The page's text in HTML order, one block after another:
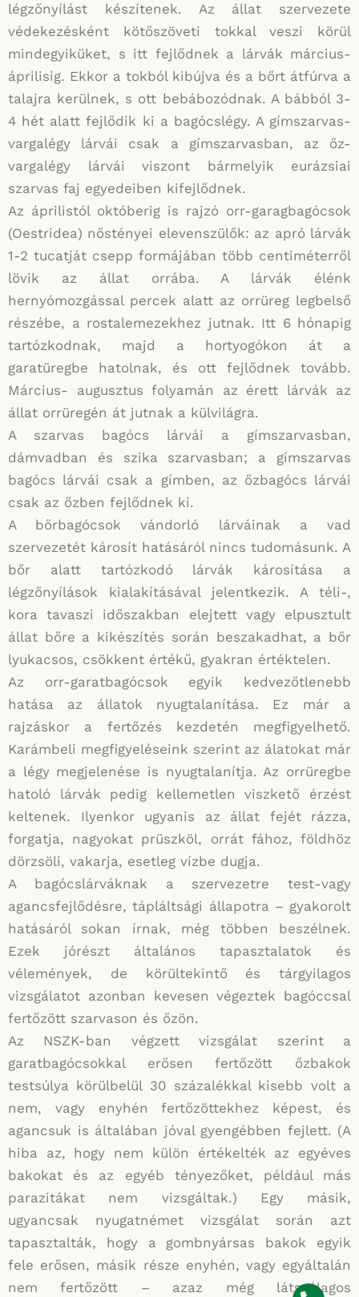
légzőnyílást készítenek. Az állat szervezete
védekezésként kötőszöveti tokkal veszi körül
mindegyiküket, s itt fejlődnek a lárvák március-
áprilisig. Ekkor a tokból kibújva és a bőrt átfúrva a
talajra kerülnek, s ott bebábozódnak. A bábból 3-
4 hét alatt fejlődik ki a bagócslégy. A gímszarvas-
vargalégy lárvái csak a gímszarvasban, az őz-
vargalégy lárvái viszont bármelyik eurázsiai
szarvas faj egyedeiben kifejlődnek.
Az áprilistól októberig is rajzó orr-garagbagócsok
(Oestridea) nőstényei elevenszülők: az apró lárvák
1-2 tucatját csepp formájában több centiméterről
lövik az állat orrába. A lárvák élénk
hernyómozgással percek alatt az orrüreg legbelső
részébe, a rostalemezekhez jutnak. Itt 6 hónapig
tartózkodnak, majd a hortyogókon át a
garatüregbe hatolnak, és ott fejlődnek tovább.
Március- augusztus folyamán az érett lárvák az
állat orrüregén át jutnak a külvilágra.
A szarvas bagócs lárvái a gímszarvasban,
dámvadban és szika szarvasban; a gímszarvas
bagócs lárvái csak a gímben, az őzbagócs lárvái
csak az őzben fejlődnek ki.
A bőrbagócsok vándorló lárváinak a vad
szervezetét károsít hatásáról nincs tudomásunk. A
bőr alatt tartózkodó lárvák károsítása a
légzőnyílások kialakításával jelentkezik. A téli-,
kora tavaszi időszakban elejtett vagy elpusztult
állat bőre a kikészítés során beszakadhat, a bőr
lyukacsos, csökkent értékű, gyakran értéktelen.
Az orr-garatbagócsok egyik kedvezőtlenebb
hatása az állatok nyugtalanítása. Ez már a
rajzáskor a fertőzés kezdetén megfigyelhető.
Karámbeli megfigyeléseink szerint az álatokat már
a légy megjelenése is nyugtalanítja. Az orrüregbe
hatoló lárvák pedig kellemetlen viszkető érzést
keltenek. Ilyenkor ugyanis az állat fejét rázza,
forgatja, nagyokat prüszköl, orrát fához, földhöz
dörzsöli, vakarja, esetleg vízbe dugja.
A bagócslárváknak a szervezetre test-vagy
agancsfejlődésre, tápláltsági állapotra – gyakorolt
hatásáról sokan írnak, még többen beszélnek.
Ezek jórészt általános tapasztalatok és
vélemények, de körültekintő és tárgyilagos
vizsgálatot azonban kevesen végeztek bagóccsal
fertőzött szarvason és őzön.
Az NSZK-ban végzett vizsgálat szerint a
garatbagócsokkal erősen fertőzött őzbakok
testsúlya körülbelül 30 százalékkal kisebb volt a
nem, vagy enyhén fertőzöttekhez képest, és
agancsuk is általában jóval gyengébben fejlett. (A
hiba az, hogy nem külön értékelték az egyéves
bakokat és az egyéb tényezőket, például más
parazitákat nem vizsgáltak.) Egy másik,
ugyancsak nyugatnémet vizsgálat során azt
tapasztalták, hogy a gombnyársas bakok egyik
fele erősen, másik része enyhén, vagy egyáltalán
nem fertőzött – azaz még látszólagos